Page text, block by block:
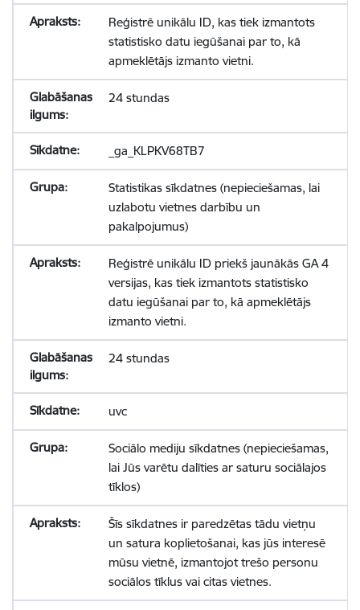
Reģistrē unikālu ID, kas tiek izmantots
statistisko datu iegūšanai par to, kā
apmeklētājs izmanto vietni.
24 stundas
_ga_KLPKV68TB7
Statistikas sīkdatnes (nepieciešamas, lai
uzlabotu vietnes darbību un
pakalpojumus)
Reģistrē unikālu ID priekš jaunākās GA 4
versijas, kas tiek izmantots statistisko
datu iegūšanai par to, kā apmeklētājs
izmanto vietni.
24 stundas
uvc
Sociālo mediju sīkdatnes (nepieciešamas,
lai Jūs varētu dalīties ar saturu sociālajos
tīklos)
Šīs sīkdatnes ir paredzētas tādu vietņu
un satura koplietošanai, kas jūs interesē
mūsu vietnē, izmantojot trešo personu
sociālos tīklus vai citas vietnes.